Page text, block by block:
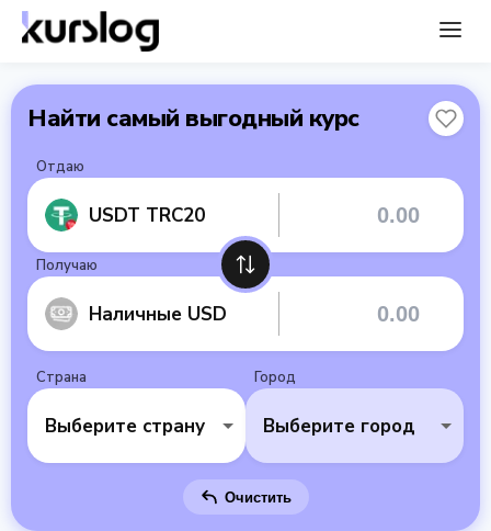
Найти самый выгодный курс
Отдаю
USDT TRC20
Получаю
Наличные USD
Страна
Выберите страну
Город
Выберите город
Очистить